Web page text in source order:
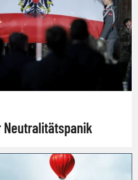
Neutralitätspanik